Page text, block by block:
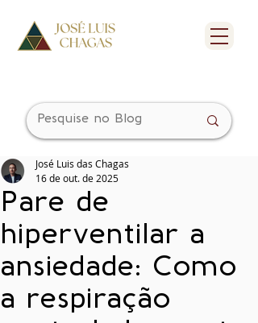
Pare de
hiperventilar a
ansiedade: Como
a respiração
José Luis das Chagas
16 de out. de 2025